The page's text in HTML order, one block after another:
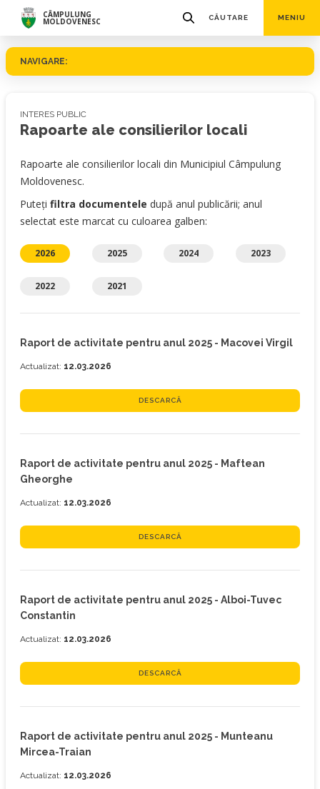
CÂMPULUNG
MOLDOVENESC CĂUTARE MENIU
NAVIGARE:
INTERES PUBLIC
Rapoarte ale consilierilor locali
Rapoarte ale consilierilor locali din Municipiul Câmpulung
Moldovenesc.
Puteți filtra documentele după anul publicării; anul
selectat este marcat cu culoarea galben:
2026 2025 2024 2023
2022 2021
Raport de activitate pentru anul 2025 - Macovei Virgil
Actualizat: 12.03.2026
DESCARCĂ
Raport de activitate pentru anul 2025 - Maftean
Gheorghe
Actualizat: 12.03.2026
DESCARCĂ
Raport de activitate pentru anul 2025 - Alboi-Tuvec
Constantin
Actualizat: 12.03.2026
DESCARCĂ
Raport de activitate pentru anul 2025 - Munteanu
Mircea-Traian
Actualizat: 12.03.2026